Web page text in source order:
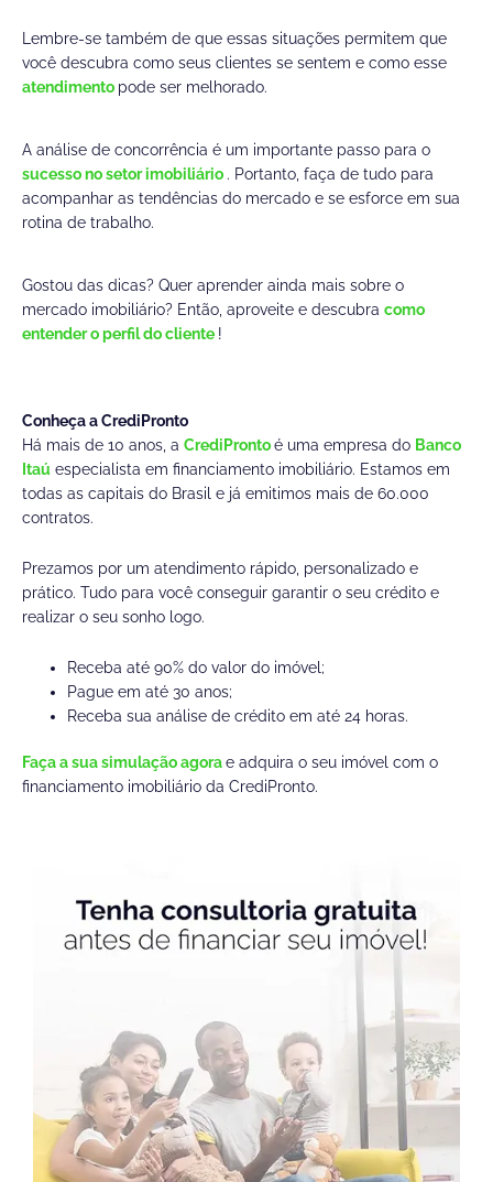
Lembre-se também de que essas situações permitem que
você descubra como seus clientes se sentem e como esse
atendimento pode ser melhorado.
A análise de concorrência é um importante passo para o
sucesso no setor imobiliário . Portanto, faça de tudo para
acompanhar as tendências do mercado e se esforce em sua
rotina de trabalho.
Gostou das dicas? Quer aprender ainda mais sobre o
mercado imobiliário? Então, aproveite e descubra como
entender o perfil do cliente !
Conheça a CrediPronto
Há mais de 10 anos, a CrediProntoé uma empresa do Banco
Itaú especialista em financiamento imobiliário. Estamos em
todas as capitais do Brasil e já emitimos mais de 60.000
contratos.
Prezamos por um atendimento rápido, personalizado e
prático. Tudo para você conseguir garantir o seu crédito e
realizar o seu sonho logo.
Receba até 90% do valor do imóvel;
Pague em até 30 anos;
Receba sua análise de crédito em até 24 horas.
Faça a sua simulação agorae adquira o seu imóvel com o
financiamento imobiliário da CrediPronto.